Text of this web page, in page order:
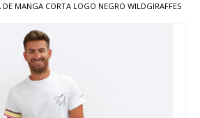
DE MANGA CORTA LOGO NEGRO WILDGIRAFFES